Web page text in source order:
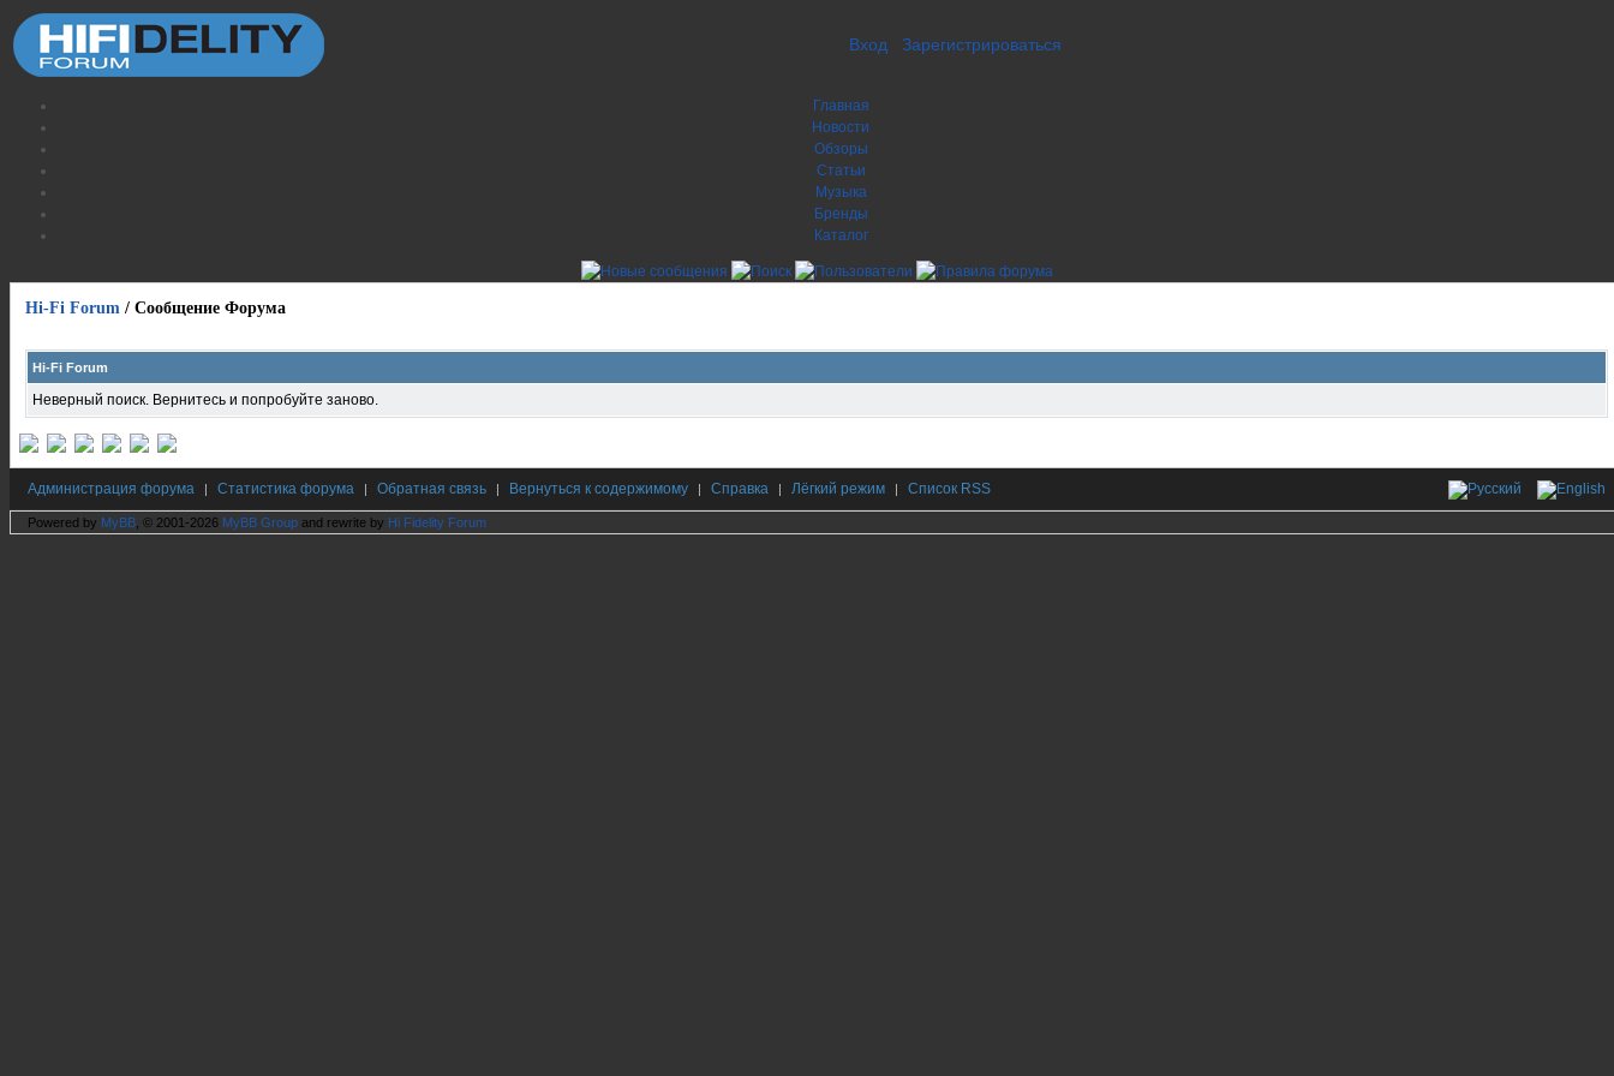
Вход Зарегистрироваться
Главная
Новости
Обзоры
Статьи
Музыка
Бренды
Каталог
Hi-Fi Forum / Сообщение Форума
Hi-Fi Forum
Неверный поиск. Вернитесь и попробуйте заново.
Администрация форума | Статистика форума | Обратная связь | Вернуться к содержимому | Справка | Лёгкий режим | Список RSS
Powered by MyBB , © 2001-2026 MyBB Group and rewrite by Hi Fidelity Forum